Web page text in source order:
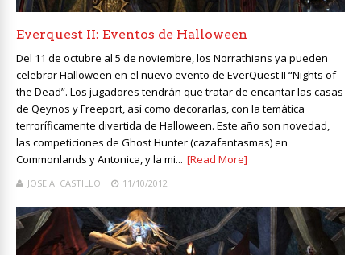
Everquest II: Eventos de Halloween
Del 11 de octubre al 5 de noviembre, los Norrathians ya pueden
celebrar Halloween en el nuevo evento de EverQuest II “Nights of
the Dead”. Los jugadores tendrán que tratar de encantar las casas
de Qeynos y Freeport, así como decorarlas, con la temática
terroríficamente divertida de Halloween. Este año son novedad,
las competiciones de Ghost Hunter (cazafantasmas) en
Commonlands y Antonica, y la mi... [Read More]
JOSE A. CASTILLO 11/10/2012